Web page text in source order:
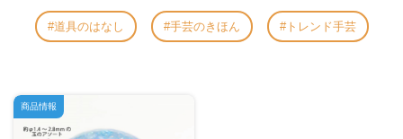
道具のはなし 手芸のきほん トレンド手芸
商品情報